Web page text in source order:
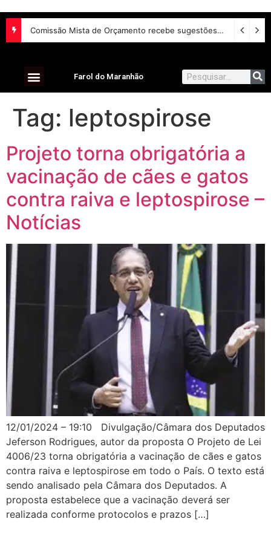
Comissão Mista de Orçamento recebe sugestões para o financiamento de creches e pré-escolas
Farol do Maranhão
Tag: leptospirose
Projeto torna obrigatória a
vacinação de cães e gatos
contra raiva e leptospirose –
Notícias
12/01/2024 – 19:10 Divulgação/Câmara dos Deputados
Jeferson Rodrigues, autor da proposta O Projeto de Lei
4006/23 torna obrigatória a vacinação de cães e gatos
contra raiva e leptospirose em todo o País. O texto está
sendo analisado pela Câmara dos Deputados. A
proposta estabelece que a vacinação deverá ser
realizada conforme protocolos e prazos […]